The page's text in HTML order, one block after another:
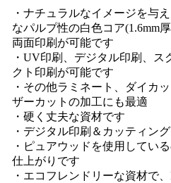
・ナチュラルなイメージを与
なパルプ性の白色コア(1.6mm
両面印刷が可能です
・UV印刷、デジタル印刷、ス
クト印刷が可能です
・その他ラミネート、ダイカ
ザーカットの加工にも最適
・硬く丈夫な資材です
・デジタル印刷＆カッティン
・ピュアウッドを使用してい
仕上がりです
・エコフレンドリーな資材で